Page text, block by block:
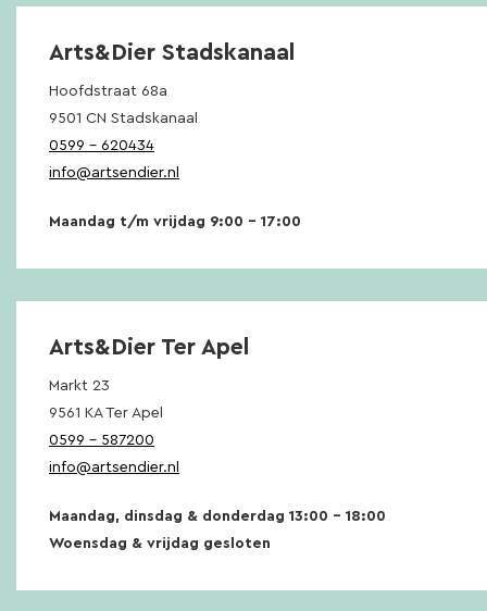
Arts&Dier Stadskanaal
Hoofdstraat 68a
9501 CN Stadskanaal
0599 – 620434
info@artsendier.nl
Maandag t/m vrijdag 9:00 – 17:00
Arts&Dier Ter Apel
Markt 23
9561 KA Ter Apel
0599 – 587200
info@artsendier.nl
Maandag, dinsdag & donderdag 13:00 – 18:00
Woensdag & vrijdag gesloten